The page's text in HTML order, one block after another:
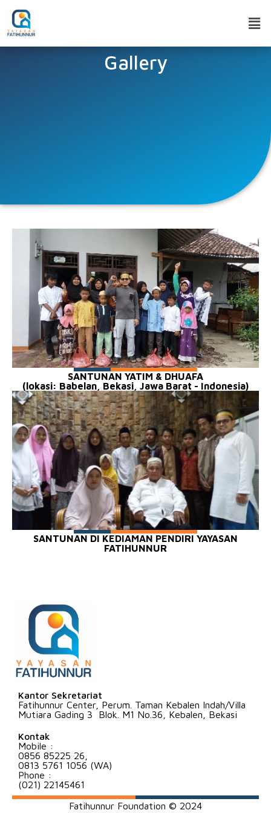
Gallery
SANTUNAN YATIM & DHUAFA
(lokasi: Babelan, Bekasi, Jawa Barat - Indonesia)
SANTUNAN DI KEDIAMAN PENDIRI YAYASAN
FATIHUNNUR
Kantor Sekretariat
Fatihunnur Center, Perum. Taman Kebalen Indah/Villa
Mutiara Gading 3 Blok. M1 No.36, Kebalen, Bekasi
Kontak
Mobile :
0856 85225 26,
0813 5761 1056 (WA)
Phone :
(021) 22145461
Fatihunnur Foundation © 2024